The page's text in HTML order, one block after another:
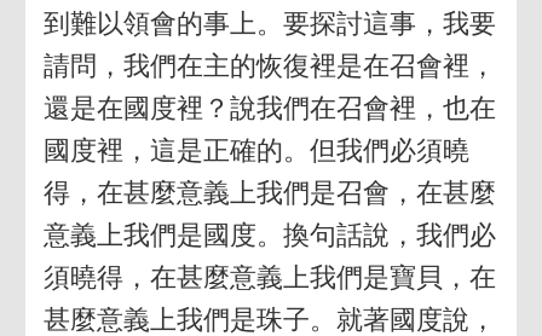
到難以領會的事上。要探討這事，我要
請問，我們在主的恢復裡是在召會裡，
還是在國度裡？說我們在召會裡，也在
國度裡，這是正確的。但我們必須曉
得，在甚麼意義上我們是召會，在甚麼
意義上我們是國度。換句話說，我們必
須曉得，在甚麼意義上我們是寶貝，在
甚麼意義上我們是珠子。就著國度說，